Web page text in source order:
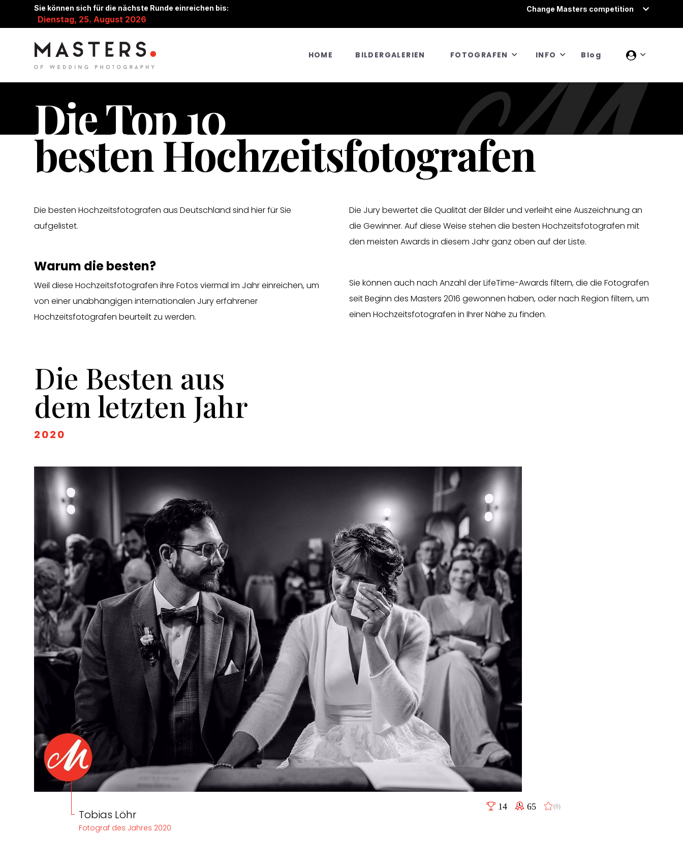
Sie können sich für die nächste Runde einreichen bis:
Dienstag, 25. August 2026
Change Masters competition
HOME BILDERGALERIEN FOTOGRAFEN INFO Blog
Die Top 10
besten Hochzeitsfotografen
Die besten Hochzeitsfotografen aus Deutschland sind hier für Sie
aufgelistet.
Warum die besten?
Weil diese Hochzeitsfotografen ihre Fotos viermal im Jahr einreichen, um
von einer unabhängigen internationalen Jury erfahrener
Hochzeitsfotografen beurteilt zu werden.
Die Jury bewertet die Qualität der Bilder und verleiht eine Auszeichnung an
die Gewinner. Auf diese Weise stehen die besten Hochzeitsfotografen mit
den meisten Awards in diesem Jahr ganz oben auf der Liste.
Sie können auch nach Anzahl der LifeTime-Awards filtern, die die Fotografen
seit Beginn des Masters 2016 gewonnen haben, oder nach Region filtern, um
einen Hochzeitsfotografen in Ihrer Nähe zu finden.
Die Besten aus
dem letzten Jahr
2020
Tobias Löhr
14 65 (0)
Fotograf des Jahres 2020